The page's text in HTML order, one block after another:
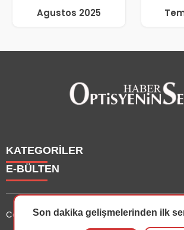
Agustos 2025
KATEGORİLER
Haberler
Yazarlarımız
Etkinlik
E-BÜLTEN
Copyright © 2025 OptisyeninSesi Tüm
Son dakika gelişmelerinden ilk